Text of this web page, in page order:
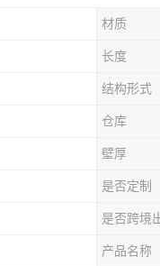
材质
长度
结构形式
仓库
壁厚
是否定制
是否跨境
产品名称